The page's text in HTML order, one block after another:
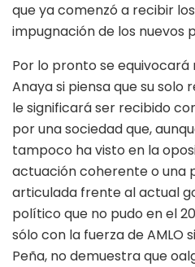
que ya comenzó a recibir
impugnación de los nuevos
Por lo pronto se
Anaya si piensa que su solo
le significará ser recibido
por una sociedad que,
tampoco ha visto en la
actuación coherente o una
articulada frente al actual
político que no pudo en el
sólo con la fuerza de AMLO
Peña, no demuestra que